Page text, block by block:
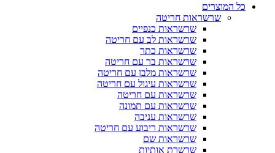
כל המוצרים
שרשראות חריטה
שרשראות כנפיים
שרשראות לב עם חריטה
שרשראות כתר
שרשראות בר עם חריטה
שרשראות מלבן עם חריטה
שרשראות עיגול עם חריטה
שרשראות עם חריטה
שרשראות עם תמונה
שרשראות עניבה
שרשראות ריבוע עם חריטה
שרשראות שם
שרשרת אותיות